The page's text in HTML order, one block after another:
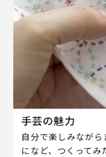
手芸の魅力
自分で楽しみなが
になど、つくって